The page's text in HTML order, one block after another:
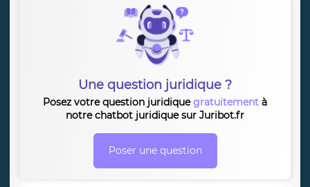
Une question juridique ?
Posez votre question juridiquegratuitement à
notre chatbot juridique sur Juribot.fr
Poser une question